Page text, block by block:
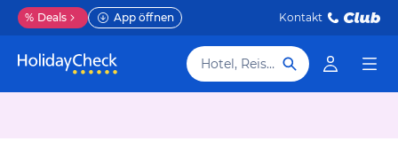
% Deals App öffnen Kontakt
Hotel, Reiseziel